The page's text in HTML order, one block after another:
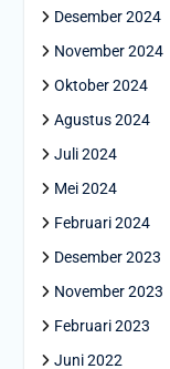
Desember 2024
November 2024
Oktober 2024
Agustus 2024
Juli 2024
Mei 2024
Februari 2024
Desember 2023
November 2023
Februari 2023
Juni 2022